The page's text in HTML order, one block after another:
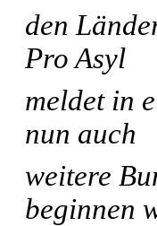
den
Pro Asyl
meldet in
nun auch
weitere
beginnen